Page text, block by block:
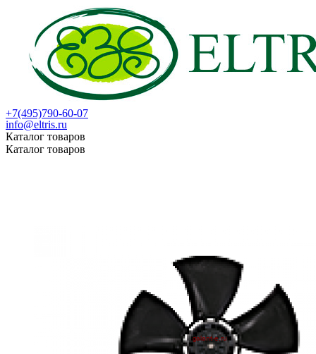
+7(495)790-60-07
info@eltris.ru
Каталог товаров
Каталог товаров